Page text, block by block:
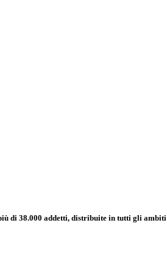
di 38.000 addetti, distribuite in tutti gli